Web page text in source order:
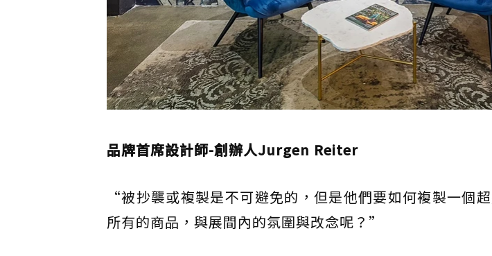
品牌首席設計師-創辦人Jurgen Reiter
“被抄襲或複製是不可避免的，但是他們要如何複製一個
所有的商品，與展間內的氛圍與改念呢？”